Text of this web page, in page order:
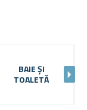
BAIE ȘI
TOALETĂ